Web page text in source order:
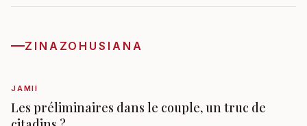
ZINAZOHUSIANA
JAMII
Les préliminaires dans le couple, un truc de